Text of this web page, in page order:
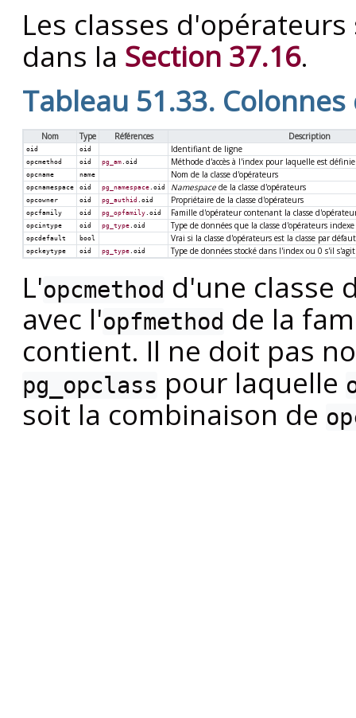
Les classes
dans la Section 37.16.
Tableau 51.33.
Nom Type Références Description
oid oid Identifiant de ligne
opcmethod oid pg_am.oid Méthode d'accès à l'index pour laquelle est
opcname name Nom de la classe d'opérateurs
opcnamespace oid pg_namespace.oid Namespacede la classe d'opérateurs
opcowner oid pg_authid .oid Propriétaire de la classe d'opérateurs
opcfamily oid pg_opfamily.oid Famille d'opérateur contenant la classe
opcintype oid pg_type.oid Type de données que la classe d'opérateurs indexe
opcdefault bool Vrai si la classe d'opérateurs est la classe par
opckeytype oid pg_type.oid Type de données stocké dans l'index ou 0 s'il
L'opcmethod d'une classe
avec l'opfmethod de la
contient. Il ne doit pas
pg_opclass pour laquelle
soit la combinaison de